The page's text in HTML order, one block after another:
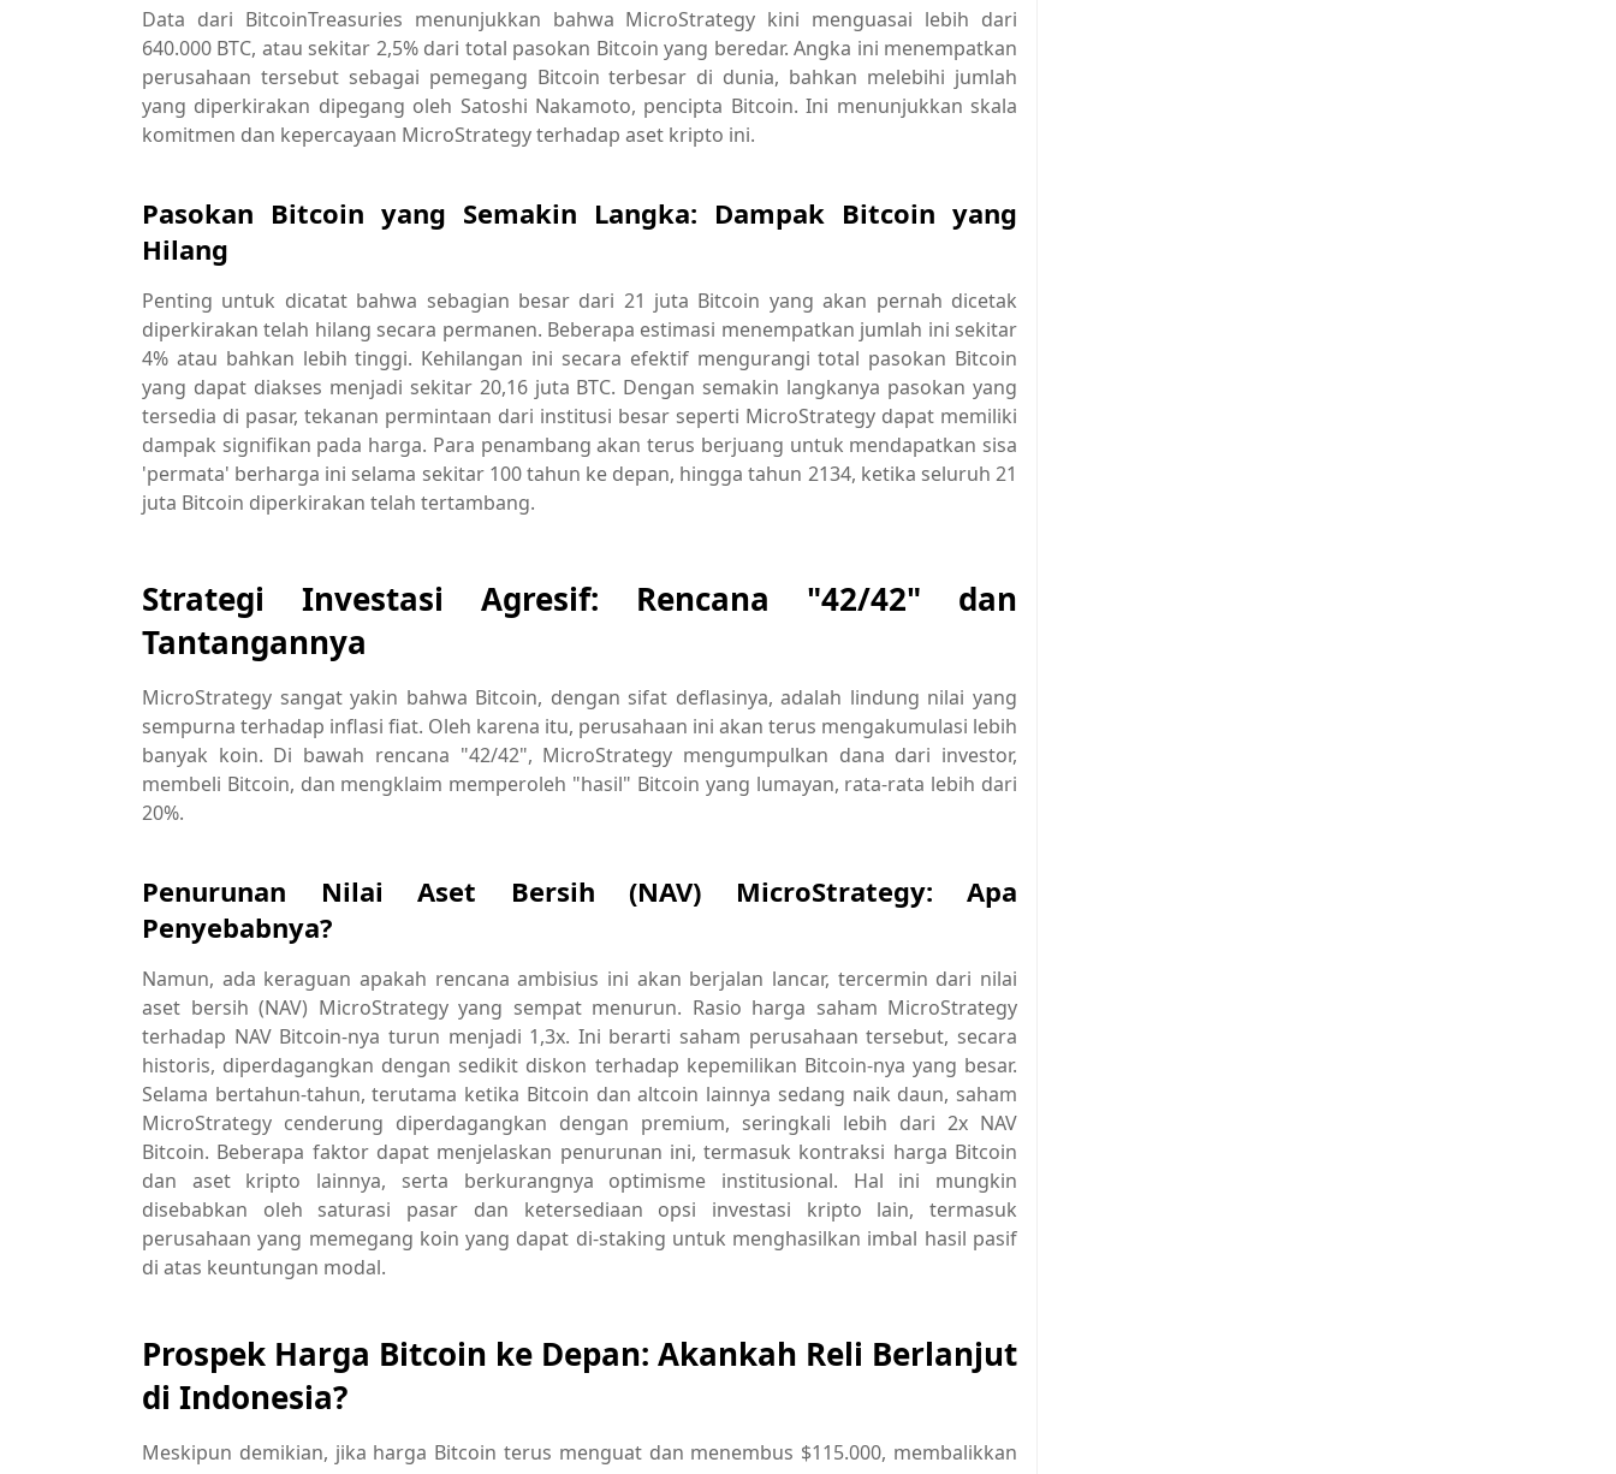
Data dari BitcoinTreasuries menunjukkan bahwa MicroStrategy kini menguasai lebih dari
640.000 BTC, atau sekitar 2,5% dari total pasokan Bitcoin yang beredar. Angka ini menempatkan
perusahaan tersebut sebagai pemegang Bitcoin terbesar di dunia, bahkan melebihi jumlah
yang diperkirakan dipegang oleh Satoshi Nakamoto, pencipta Bitcoin. Ini menunjukkan skala
komitmen dan kepercayaan MicroStrategy terhadap aset kripto ini.
Pasokan Bitcoin yang Semakin Langka: Dampak Bitcoin yang
Hilang
Penting untuk dicatat bahwa sebagian besar dari 21 juta Bitcoin yang akan pernah dicetak
diperkirakan telah hilang secara permanen. Beberapa estimasi menempatkan jumlah ini sekitar
4% atau bahkan lebih tinggi. Kehilangan ini secara efektif mengurangi total pasokan Bitcoin
yang dapat diakses menjadi sekitar 20,16 juta BTC. Dengan semakin langkanya pasokan yang
tersedia di pasar, tekanan permintaan dari institusi besar seperti MicroStrategy dapat memiliki
dampak signifikan pada harga. Para penambang akan terus berjuang untuk mendapatkan sisa
'permata' berharga ini selama sekitar 100 tahun ke depan, hingga tahun 2134, ketika seluruh 21
juta Bitcoin diperkirakan telah tertambang.
Strategi Investasi Agresif: Rencana "42/42" dan
Tantangannya
MicroStrategy sangat yakin bahwa Bitcoin, dengan sifat deflasinya, adalah lindung nilai yang
sempurna terhadap inflasi fiat. Oleh karena itu, perusahaan ini akan terus mengakumulasi lebih
banyak koin. Di bawah rencana "42/42", MicroStrategy mengumpulkan dana dari investor,
membeli Bitcoin, dan mengklaim memperoleh "hasil" Bitcoin yang lumayan, rata-rata lebih dari
20%.
Penurunan Nilai Aset Bersih (NAV) MicroStrategy: Apa
Penyebabnya?
Namun, ada keraguan apakah rencana ambisius ini akan berjalan lancar, tercermin dari nilai
aset bersih (NAV) MicroStrategy yang sempat menurun. Rasio harga saham MicroStrategy
terhadap NAV Bitcoin-nya turun menjadi 1,3x. Ini berarti saham perusahaan tersebut, secara
historis, diperdagangkan dengan sedikit diskon terhadap kepemilikan Bitcoin-nya yang besar.
Selama bertahun-tahun, terutama ketika Bitcoin dan altcoin lainnya sedang naik daun, saham
MicroStrategy cenderung diperdagangkan dengan premium, seringkali lebih dari 2x NAV
Bitcoin. Beberapa faktor dapat menjelaskan penurunan ini, termasuk kontraksi harga Bitcoin
dan aset kripto lainnya, serta berkurangnya optimisme institusional. Hal ini mungkin
disebabkan oleh saturasi pasar dan ketersediaan opsi investasi kripto lain, termasuk
perusahaan yang memegang koin yang dapat di-staking untuk menghasilkan imbal hasil pasif
di atas keuntungan modal.
Prospek Harga Bitcoin ke Depan: Akankah Reli Berlanjut
di Indonesia?
Meskipun demikian, jika harga Bitcoin terus menguat dan menembus $115.000, membalikkan